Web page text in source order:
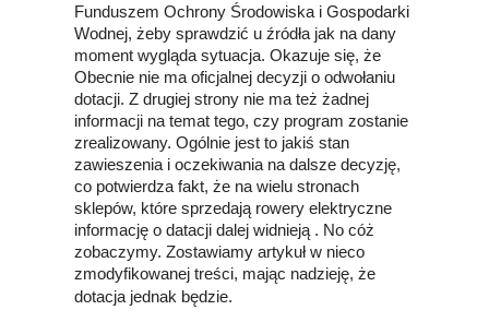
Funduszem Ochrony Środowiska i Gospodarki
Wodnej, żeby sprawdzić u źródła jak na dany
moment wygląda sytuacja. Okazuje się, że
Obecnie nie ma oficjalnej decyzji o odwołaniu
dotacji. Z drugiej strony nie ma też żadnej
informacji na temat tego, czy program zostanie
zrealizowany. Ogólnie jest to jakiś stan
zawieszenia i oczekiwania na dalsze decyzję,
co potwierdza fakt, że na wielu stronach
sklepów, które sprzedają rowery elektryczne
informację o datacji dalej widnieją . No cóż
zobaczymy. Zostawiamy artykuł w nieco
zmodyfikowanej treści, mając nadzieję, że
dotacja jednak będzie.